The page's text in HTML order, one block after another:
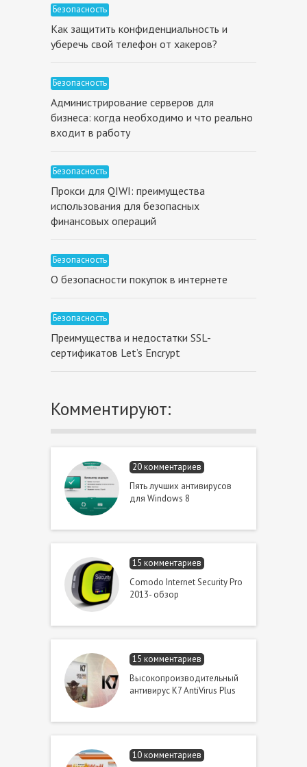
Безопасность
Как защитить конфиденциальность и
уберечь свой телефон от хакеров?
Безопасность
Администрирование серверов для
бизнеса: когда необходимо и что реально
входит в работу
Безопасность
Прокси для QIWI: преимущества
использования для безопасных
финансовых операций
Безопасность
О безопасности покупок в интернете
Безопасность
Преимущества и недостатки SSL-
сертификатов Let’s Encrypt
Комментируют:
20 комментариев
Пять лучших антивирусов
для Windows 8
15 комментариев
Comodo Internet Security Pro
2013- обзор
15 комментариев
Высокопроизводительный
антивирус K7 AntiVirus Plus
10 комментариев